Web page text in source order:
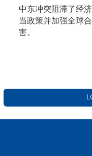
中东冲突阻滞了经
当政策并加强全球
害。